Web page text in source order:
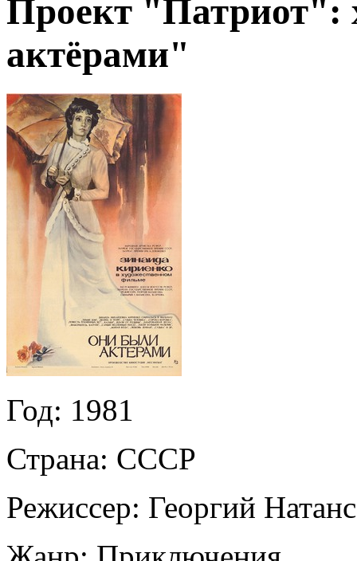
Проект
актёрами"
Год: 1981
Страна: СССР
Режиссер: Георгий